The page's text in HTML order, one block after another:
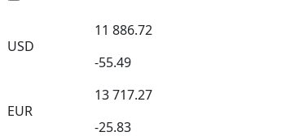
USD
11 886.72
-55.49
EUR
13 717.27
-25.83